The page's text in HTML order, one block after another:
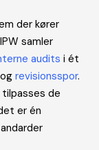
der kører
samler
audits i ét
revisionsspor.
de
er én